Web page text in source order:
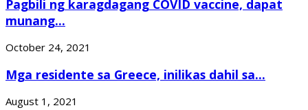
Pagbili ng karagdagang COVID vaccine, dapat
munang...
October 24, 2021
Mga residente sa Greece, inilikas dahil sa...
August 1, 2021